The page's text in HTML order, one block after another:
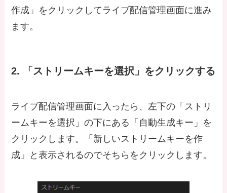
作成」をクリックしてライブ配信管理画面に進み
ます。
2. 「ストリームキーを選択」をクリックする
ライブ配信管理画面に入ったら、左下の「ストリ
ームキーを選択」の下にある「自動生成キー」を
クリックします。「新しいストリームキーを作
成」と表示されるのでそちらをクリックします。